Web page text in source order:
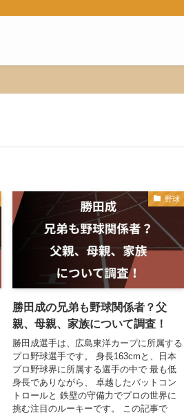
野球
勝田成の兄弟も野球関係者？父
親、母親、家族について調査！
勝田成選手は、広島東洋カープに所属する
プロ野球選手です。 身長163cmと、日本
プロ野球界に所属する選手の中で 最も低
身長でありながら、 卓越したバットコン
トロールと 鉄壁の守備力でプロの世界に
挑む注目のルーキーです。 この記事で